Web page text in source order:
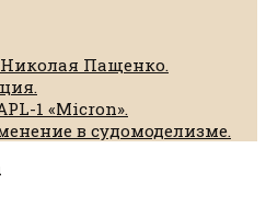
Пащенко.
1 «Micron».
в судомоделизме.